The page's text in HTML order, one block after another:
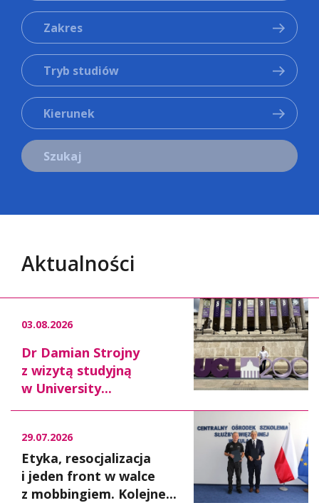
Zakres
Tryb studiów
Kierunek
Szukaj
Aktualności
03.08.2026
Dr Damian Strojny
z wizytą studyjną
w University...
29.07.2026
Etyka, resocjalizacja
i jeden front w walce
z mobbingiem. Kolejne...